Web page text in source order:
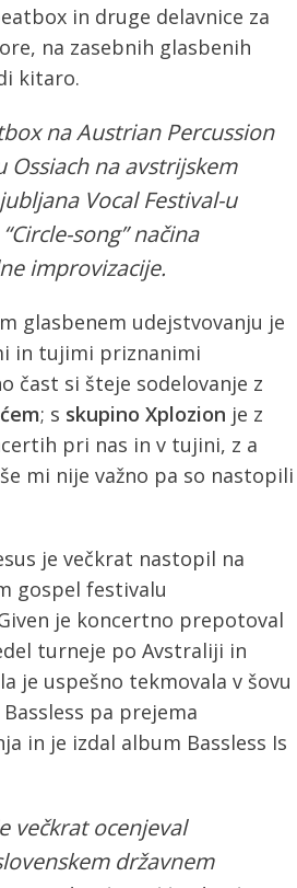
in druge delavnice za
na zasebnih glasbenih
kitaro.
na Austrian Percussion
Ossiach na avstrijskem
Vocal Festival-u
song” načina
improvizacije.
glasbenem udejstvovanju je
in tujimi priznanimi
čast si šteje sodelovanje z
; s skupino Xplozion je z
pri nas in v tujini, z a
mi nije važno pa so nastopili
je večkrat nastopil na
gospel festivalu
je koncertno prepotoval
turneje po Avstraliji in
je uspešno tekmovala v šovu
pa prejema
in je izdal album Bassless Is
večkrat ocenjeval
državnem